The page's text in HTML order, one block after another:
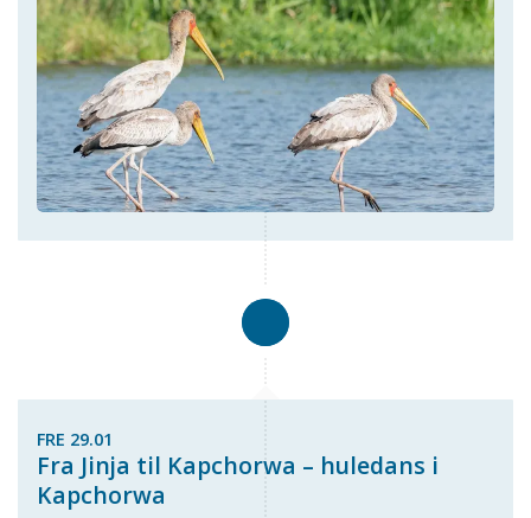
FRE 29.01
Fra Jinja til Kapchorwa – huledans i
Kapchorwa